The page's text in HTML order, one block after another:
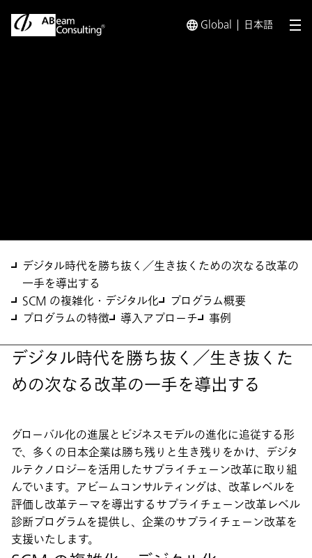
Global 日本語 メ
デジタル時代を勝ち抜く／生き抜くための次なる改革の
一手を導出する
SCM の複雑化・デジタル化
プログラム概要
プログラムの特徴
導入アプローチ 事例
デジタル時代を勝ち抜く／生き抜くた
めの次なる改革の一手を導出する
グローバル化の進展とビジネスモデルの進化に追従する形
で、多くの日本企業は勝ち残りと生き残りをかけ、デジタ
ルテクノロジーを活用したサプライチェーン改革に取り組
んでいます。アビームコンサルティングは、改革レベルを
評価し改革テーマを導出するサプライチェーン改革レベル
診断プログラムを提供し、企業のサプライチェーン改革を
支援いたします。